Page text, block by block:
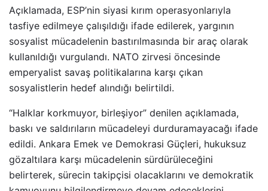
Açıklamada, ESP’nin siyasi kırım operasyonlarıyla
tasfiye edilmeye çalışıldığı ifade edilerek, yargının
sosyalist mücadelenin bastırılmasında bir araç olarak
kullanıldığı vurgulandı. NATO zirvesi öncesinde
emperyalist savaş politikalarına karşı çıkan
sosyalistlerin hedef alındığı belirtildi.
“Halklar korkmuyor, birleşiyor” denilen açıklamada,
baskı ve saldırıların mücadeleyi durduramayacağı ifade
edildi. Ankara Emek ve Demokrasi Güçleri, hukuksuz
gözaltılara karşı mücadelenin sürdürüleceğini
belirterek, sürecin takipçisi olacaklarını ve demokratik